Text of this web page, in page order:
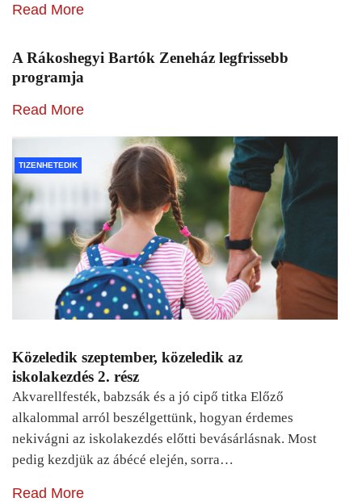
Read More
A Rákoshegyi Bartók Zeneház legfrissebb
programja
Read More
TIZENHETEDIK
Közeledik szeptember, közeledik az
iskolakezdés 2. rész
Akvarellfesték, babzsák és a jó cipő titka Előző
alkalommal arról beszélgettünk, hogyan érdemes
nekivágni az iskolakezdés előtti bevásárlásnak. Most
pedig kezdjük az ábécé elején, sorra…
Read More